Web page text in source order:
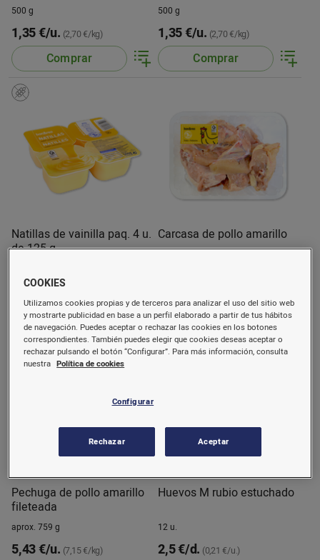
500 g
1,35 €/u. (2,70 €/kg)
Comprar
500 g
1,35 €/u. (2,70 €/kg)
Comprar
Natillas de vainilla paq. 4 u.
de 125 g
1,15 €/u.
Comprar
Carcasa de pollo amarillo
Comprar
Pechuga de pollo amarillo
fileteada
aprox. 759 g
5,43 €/u. (7,15 €/kg)
Huevos M rubio estuchado
12 u.
2,5 €/d. (0,21 €/u.)
COOKIES
Utilizamos cookies propias y de terceros para analizar el uso del sitio web
y mostrarte publicidad en base a un perfil elaborado a partir de tus hábitos
de navegación. Puedes aceptar o rechazar las cookies en los botones
correspondientes. También puedes elegir que cookies deseas aceptar o
rechazar pulsando el botón “Configurar”. Para más información, consulta
nuestra Política de cookies
Configurar
Rechazar Aceptar